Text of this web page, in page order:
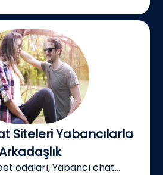
Siteleri Yabancılarla
odaları, Yabancı chat...